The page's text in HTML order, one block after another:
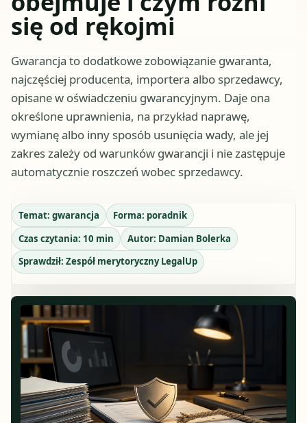
się od rękojmi
Gwarancja to dodatkowe zobowiązanie gwaranta,
najczęściej producenta, importera albo sprzedawcy,
opisane w oświadczeniu gwarancyjnym. Daje ona
określone uprawnienia, na przykład naprawę,
wymianę albo inny sposób usunięcia wady, ale jej
zakres zależy od warunków gwarancji i nie zastępuje
automatycznie roszczeń wobec sprzedawcy.
Temat: gwarancja Forma: poradnik
Czas czytania: 10 min Autor: Damian Bolerka
Sprawdził: Zespół merytoryczny LegalUp